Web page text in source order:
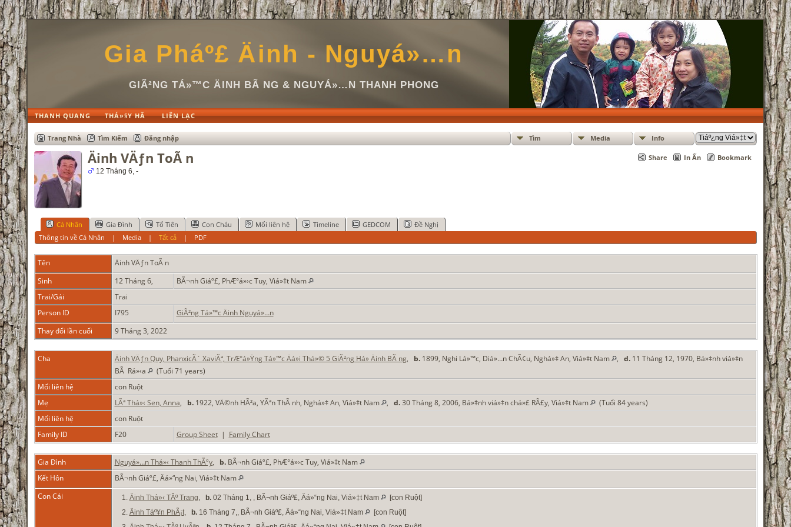
Gia Pháº£ Äinh - Nguyá»…n
GIÃ²NG TÁ»™C ÄINH BÃ NG & NGUYÁ»…N THANH PHONG
THANH QUANG THÁ»§Y HÃ LIÊN LẠC
Trang Nhà Tìm Kiếm Đăng nhập Tìm Media Info
Share In Ấn Bookmark
Äinh VÄƒn ToÃ n
12 Tháng 6, -
Cá Nhân Gia Đình Tổ Tiên Con Cháu Mối liên hệ Timeline GEDCOM
Đề Nghị
Thông tin về Cá Nhân | Media |Tất cả | PDF
Tên Äinh VÄƒn ToÃ n
Sinh
12 Tháng 6,
BÃ¬nh Giáº£, PhÆ°á»›c Tuy, Viá»‡t Nam
Trai/Gái
Trai
Person ID
I795
GiÃ²ng Tá»™c Äinh Nguyá»…n
Thay đổi lần cuối
9 Tháng 3, 2022
Cha Äinh VÄƒn Quy, PhanxicÃ´ XaviÃª, TrÆ°á»Ÿng Tá»™c Äá»i Thá»© 5 GiÃ²ng Há» Äinh BÃ ng, b.1899, Nghi Lá»™c, Diá»…n ChÃ¢u, Nghá»‡ An, Viá»‡t Nam , d.11 Tháng 12, 1970, Bá»‡nh viá»‡n
BÃ Rá»‹a
(Tuổi 71 years)
Mối liên hệ
con Ruột
Mẹ
LÃª Thá»‹ Sen, Anna, b.1922, VÄ©nh HÃ²a, YÃªn ThÃ nh, Nghá»‡ An, Viá»‡t Nam , d.30 Tháng 8, 2006, Bá»‡nh viá»‡n chá»£ RÃ£y, Viá»‡t Nam
(Tuổi 84 years)
Mối liên hệ
con Ruột
Family ID
F20 Group Sheet| Family Chart
Gia Đình Nguyá»…n Thá»‹ Thanh ThÃºy, b.BÃ¬nh Giáº£, PhÆ°á»›c Tuy, Viá»‡t Nam
Kết Hôn
BÃ¬nh Giáº£, Äá»“ng Nai, Viá»‡t Nam
Con Cái
1. Äinh Thá»‹ TÃº Trang, b.02 Tháng 1, , BÃ¬nh Giáº£, Äá»“ng Nai, Viá»‡t Nam
[con Ruột]
2. Äinh Táº¥n PhÃ¡t, b.16 Tháng 7,, BÃ¬nh Giáº£, Äá»“ng Nai, Viá»‡t Nam
[con Ruột]